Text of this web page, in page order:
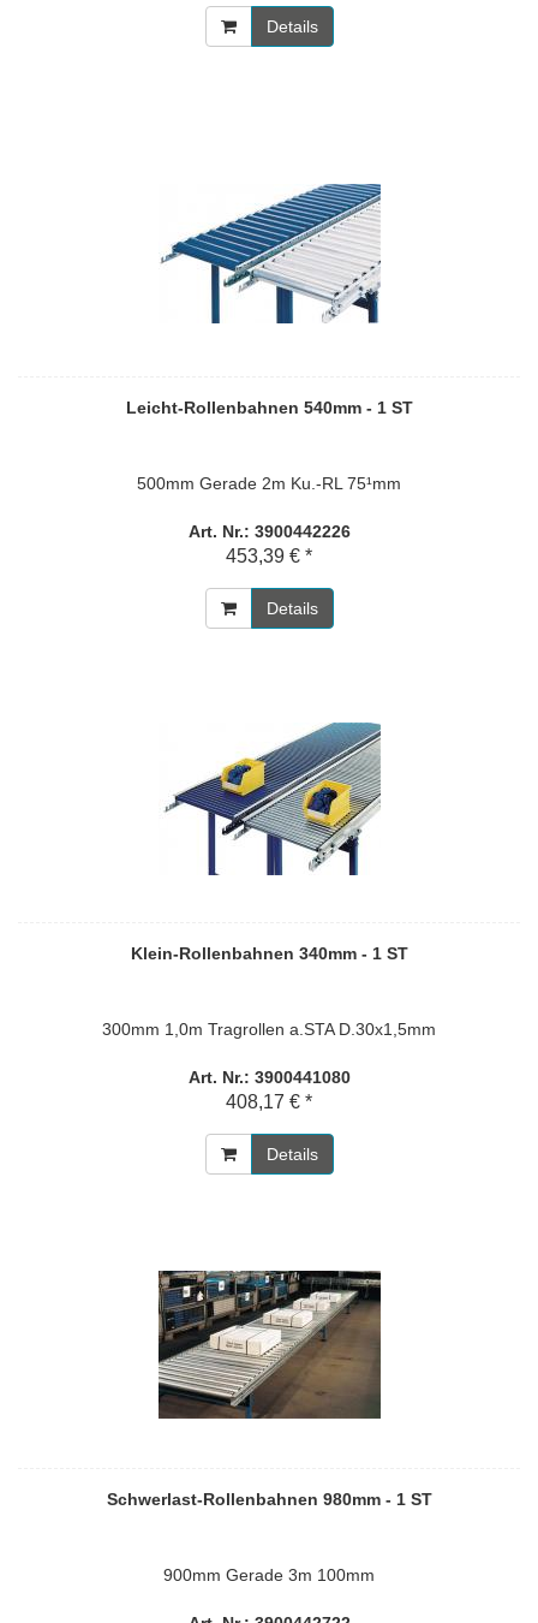
Details
Leicht-Rollenbahnen 540mm - 1 ST
500mm Gerade 2m Ku.-RL 75¹mm
Art. Nr.: 3900442226
453,39 € *
Details
Klein-Rollenbahnen 340mm - 1 ST
300mm 1,0m Tragrollen a.STA D.30x1,5mm
Art. Nr.: 3900441080
408,17 € *
Details
Schwerlast-Rollenbahnen 980mm - 1 ST
900mm Gerade 3m 100mm